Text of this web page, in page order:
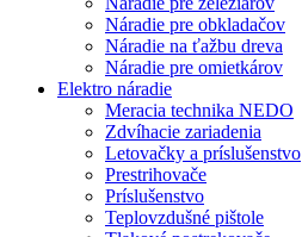
Náradie pre obkladačov
Náradie na ťažbu dreva
Náradie pre omietkárov
Elektro náradie
Meracia technika NEDO
Zdvíhacie zariadenia
Letovačky a príslušenstvo
Prestrihovače
Príslušenstvo
Teplovzdušné pištole